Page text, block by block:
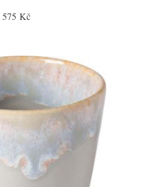
575 Kč